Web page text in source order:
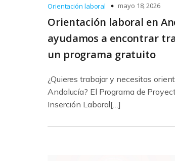
Orientación laboral mayo 18, 2026
Orientación laboral en
ayudamos a encontrar
un programa gratuito
¿Quieres trabajar y necesitas
Andalucía? El Programa de
Inserción Laboral[…]